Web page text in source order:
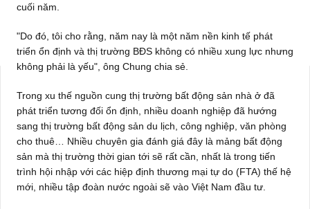
cuối năm.
"Do đó, tôi cho rằng, năm nay là một năm nền kinh tế phát
triển ổn định và thị trường BĐS không có nhiều xung lực nhưng
không phải là yếu", ông Chung chia sẻ.
Trong xu thế nguồn cung thị trường bất động sản nhà ở đã
phát triển tương đối ổn định, nhiều doanh nghiệp đã hướng
sang thị trường bất động sản du lịch, công nghiệp, văn phòng
cho thuê… Nhiều chuyên gia đánh giá đây là mảng bất động
sản mà thị trường thời gian tới sẽ rất cần, nhất là trong tiến
trình hội nhập với các hiệp định thương mại tự do (FTA) thế hệ
mới, nhiều tập đoàn nước ngoài sẽ vào Việt Nam đầu tư.